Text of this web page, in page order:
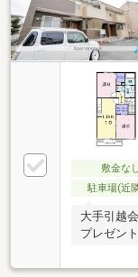
敷金なし
駐車場(近
大手引越
プレゼント